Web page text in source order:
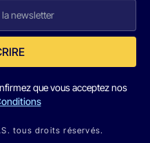
que vous acceptez nos
tous droits réservés.